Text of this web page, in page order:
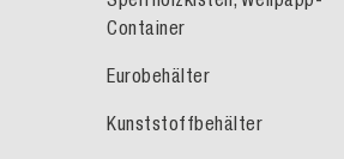
Container
Eurobehälter
Kunststoffbehälter